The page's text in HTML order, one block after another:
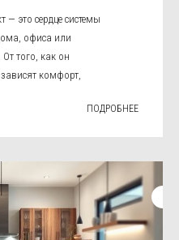
— это сердце системы
офиса или
того, как он
комфорт,
ПОДРОБНЕЕ